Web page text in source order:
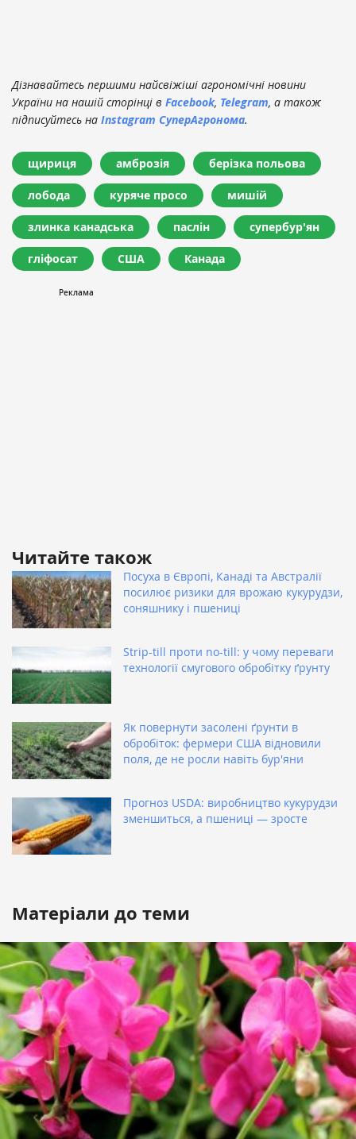
Дізнавайтесь першими найсвіжіші агрономічні новини
України на нашій сторінці в Facebook, Telegram, а також
підписуйтесь на Instagram СуперАгронома.
щириця амброзія берізка польова
лобода куряче просо мишій
злинка канадська паслін супербур'ян
гліфосат США Канада
Читайте також
Посуха в Європі, Канаді та Австралії
посилює ризики для врожаю кукурудзи,
соняшнику і пшениці
Strip-till проти no-till: у чому переваги
технології смугового обробітку ґрунту
Як повернути засолені ґрунти в
обробіток: фермери США відновили
поля, де не росли навіть бур'яни
Прогноз USDA: виробництво кукурудзи
зменшиться, а пшениці — зросте
Матеріали до теми